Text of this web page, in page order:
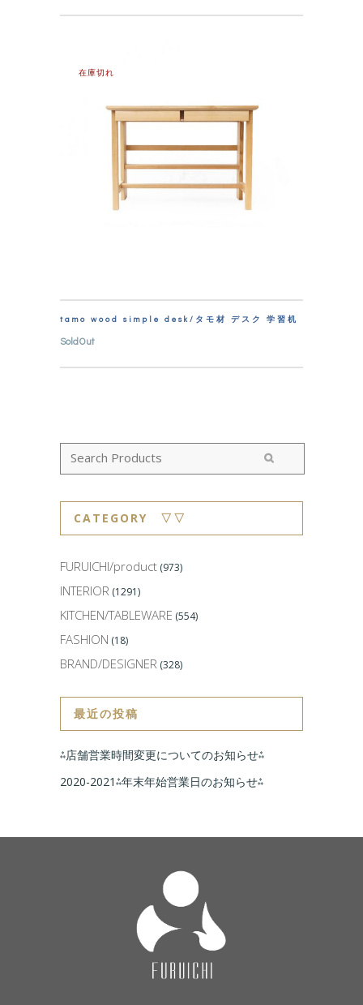
在庫切れ
tamo wood simple desk/タモ材 デスク 学習机
SoldOut
CATEGORY ▽▽
FURUICHI/product (973)
INTERIOR (1291)
KITCHEN/TABLEWARE (554)
FASHION (18)
BRAND/DESIGNER (328)
最近の投稿
⁂店舗営業時間変更についてのお知らせ⁂
2020-2021⁂年末年始営業日のお知らせ⁂